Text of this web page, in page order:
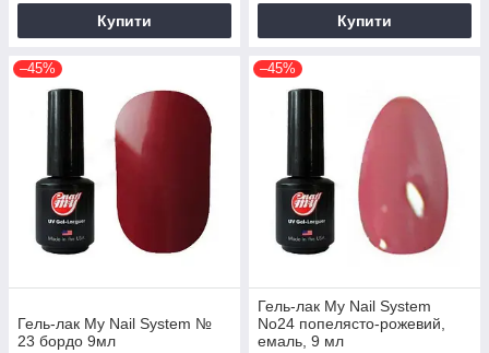
Купити Купити
–45%
Гель-лак My Nail System №
23 бордо 9мл
–45%
Гель-лак My Nail System
No24 попелясто-рожевий,
емаль, 9 мл